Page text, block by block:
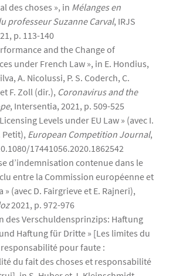
des choses », in Mélanges en
professeur Suzanne Carval, IRJS
p. 113-140
and the Change of
under French Law », in E. Hondius,
A. Nicolussi, P. S. Coderch, C.
F. Zoll (dir.), Coronavirus and the
, Intersentia, 2021, p. 509-525
Levels under EU Law » (avec I.
Petit), European Competition Journal,
17441056.2020.1862542
d’indemnisation contenue dans le
entre la Commission européenne et
» (avec D. Fairgrieve et E. Rajneri),
2021, p. 972-976
des Verschuldensprinzips: Haftung
Haftung für Dritte » [Les limites du
pour faute :
du fait des choses et responsabilité